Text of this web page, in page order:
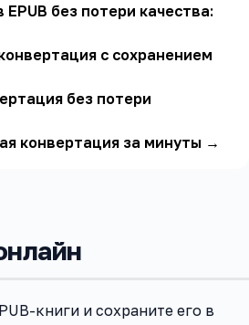
без потери качества:
с сохранением
без потери
конвертация за минуты →
книги и сохраните его в